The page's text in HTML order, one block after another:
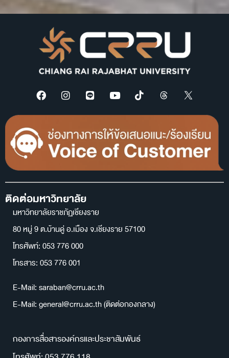
ติดต่อมหาวิทยาลัย
มหาวิทยาลัยราชภัฏเชียงราย
80 หมู่ 9 ต.บ้านดู่ อ.เมือง จ.เชียงราย 57100
โทรศัพท์: 053 776 000
โทรสาร: 053 776 001
E-Mail: saraban@crru.ac.th
E-Mail: general@crru.ac.th (ติดต่อกองกลาง)
กองการสื่อสารองค์กรและประชาสัมพันธ์